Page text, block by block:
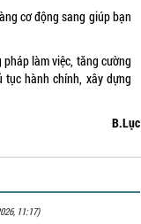
cơ động sang giúp bạn
làm việc, tăng cường
hành chính, xây dựng
B.Lục
11:17)